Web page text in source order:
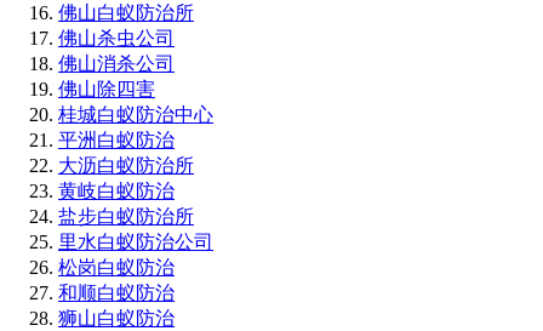
佛山白蚁防治所
佛山杀虫公司
佛山消杀公司
佛山除四害
桂城白蚁防治中心
平洲白蚁防治
大沥白蚁防治所
黄岐白蚁防治
盐步白蚁防治所
里水白蚁防治公司
松岗白蚁防治
和顺白蚁防治
狮山白蚁防治